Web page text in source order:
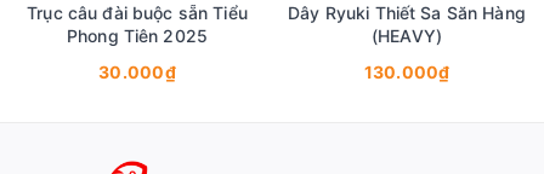
Trục câu đài buộc sẵn Tiểu
Phong Tiên 2025
30.000₫
Dây Ryuki Thiết Sa Săn Hàng
(HEAVY)
130.000₫